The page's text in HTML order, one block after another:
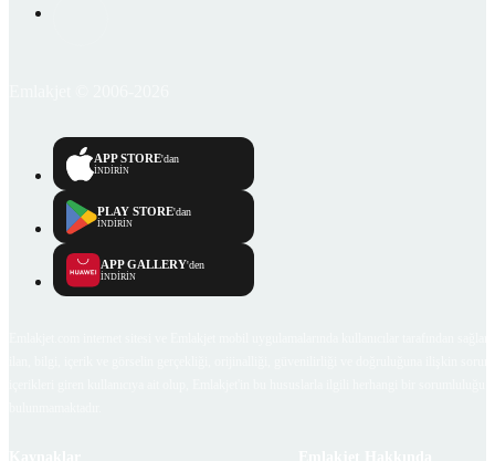
APP STORE'dan
İNDİRİN
PLAY STORE'dan
İNDİRİN
APP GALLERY'den
İNDİRİN